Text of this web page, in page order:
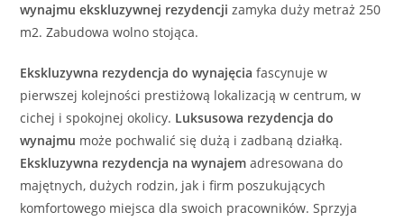
wynajmu ekskluzywnej rezydencji zamyka duży metraż 250
m2. Zabudowa wolno stojąca.
Ekskluzywna rezydencja do wynajęcia fascynuje w
pierwszej kolejności prestiżową lokalizacją w centrum, w
cichej i spokojnej okolicy. Luksusowa rezydencja do
wynajmu może pochwalić się dużą i zadbaną działką.
Ekskluzywna rezydencja na wynajem adresowana do
majętnych, dużych rodzin, jak i firm poszukujących
komfortowego miejsca dla swoich pracowników. Sprzyja